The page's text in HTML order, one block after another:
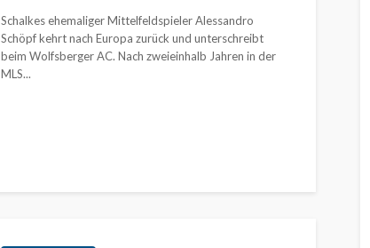
Schalkes ehemaliger Mittelfeldspieler Alessandro
Schöpf kehrt nach Europa zurück und unterschreibt
beim Wolfsberger AC. Nach zweieinhalb Jahren in der
MLS...